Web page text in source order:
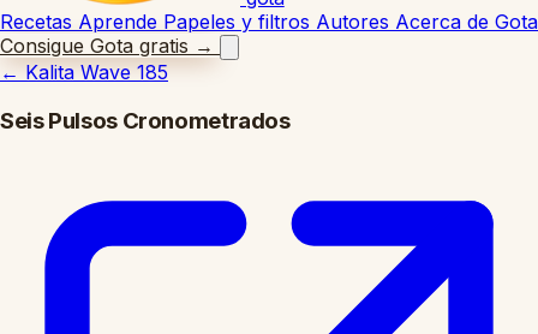
Recetas Aprende Papeles y filtros Autores Acerca de Gota
Consigue Gota gratis →
← Kalita Wave 185
Seis Pulsos Cronometrados